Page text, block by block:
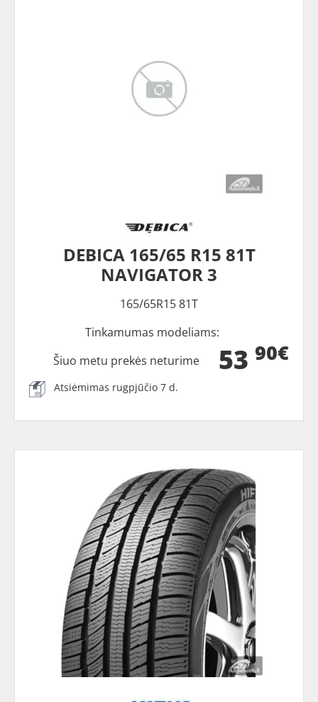
DEBICA 165/65 R15 81T
NAVIGATOR 3
165/65R15 81T
Tinkamumas modeliams:
53 90€
Šiuo metu prekės neturime
Atsiėmimas rugpjūčio 7 d.